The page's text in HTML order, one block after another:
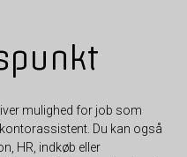
mulighed for job som
Du kan også
HR, indkøb eller